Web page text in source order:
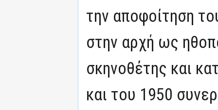
την αποφοίτηση
στην αρχή ως
σκηνοθέτης και
και του 1950